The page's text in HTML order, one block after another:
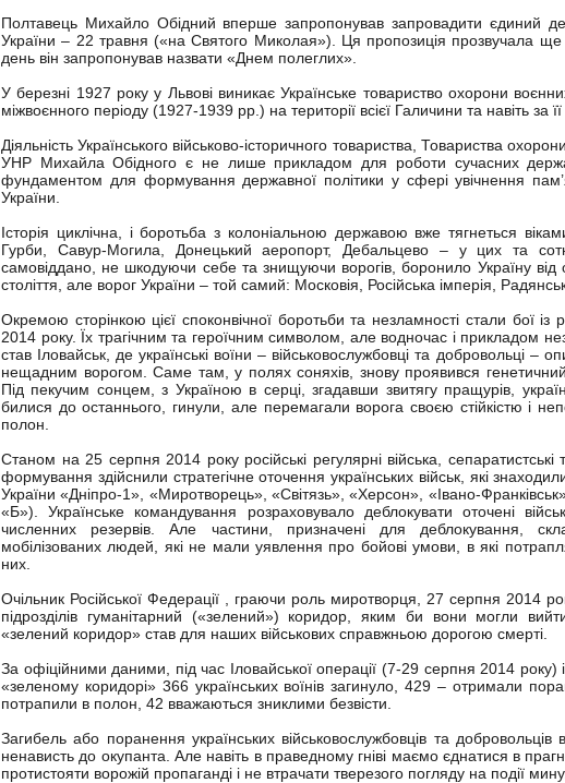
Полтавець Михайло Обідний вперше запропонував запровадити єдиний
України – 22 травня («на Святого Миколая»). Ця пропозиція прозвучала
день він запропонував назвати «Днем полеглих».
У березні 1927 року у Львові виникає Українське товариство охорони
міжвоєнного періоду (1927-1939 рр.) на території всієї Галичини та навіть за
Діяльність Українського військово-історичного товариства, Товариства
УНР Михайла Обідного є не лише прикладом для роботи сучасних
фундаментом для формування державної політики у сфері увічнення
України.
Історія циклічна, і боротьба з колоніальною державою вже тягнеться
Гурби, Савур-Могила, Донецький аеропорт, Дебальцево – у цих та
самовіддано, не шкодуючи себе та знищуючи ворогів, боронило Україну
століття, але ворог України – той самий: Московія, Російська імперія,
Окремою сторінкою цієї споконвічної боротьби та незламності стали бої із
2014 року. Їх трагічним та героїчним символом, але водночас і прикладом
став Іловайськ, де українські воїни – військовослужбовці та добровольці –
нещадним ворогом. Саме там, у полях соняхів, знову проявився генетичний
Під пекучим сонцем, з Україною в серці, згадавши звитягу пращурів,
билися до останнього, гинули, але перемагали ворога своєю стійкістю і
полон.
Станом на 25 серпня 2014 року російські регулярні війська, сепаратистські
формування здійснили стратегічне оточення українських військ, які
України «Дніпро-1», «Миротворець», «Світязь», «Херсон», «Івано-
«Б»). Українське командування розраховувало деблокувати оточені
численних резервів. Але частини, призначені для деблокування,
мобілізованих людей, які не мали уявлення про бойові умови, в які
них.
Очільник Російської Федерації , граючи роль миротворця, 27 серпня 2014
підрозділів гуманітарний («зелений») коридор, яким би вони могли
«зелений коридор» став для наших військових справжньою дорогою смерті.
За офіційними даними, під час Іловайської операції (7-29 серпня 2014 року)
«зеленому коридорі» 366 українських воїнів загинуло, 429 – отримали
потрапили в полон, 42 вважаються зниклими безвісти.
Загибель або поранення українських військовослужбовців та
ненависть до окупанта. Але навіть в праведному гніві маємо єднатися в
протистояти ворожій пропаганді і не втрачати тверезого погляду на події